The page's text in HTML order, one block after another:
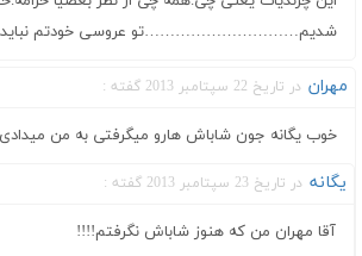
شدیم…………………………تو عروسی خودتم نباید
مهران در تاریخ 22 سپتامبر 2013 گفته :
خوب یگانه جون شاباش هارو میگرفتی به من میدادی
یگانه در تاریخ 23 سپتامبر 2013 گفته :
آقا مهران من که هنوز شاباش نگرفتم!!!!